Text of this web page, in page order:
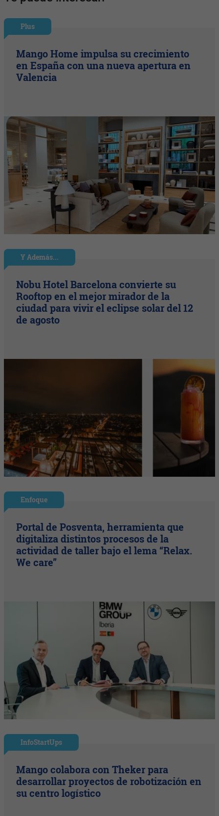
Plus
Mango Home impulsa su crecimiento
en España con una nueva apertura en
Valencia
Y Además...
Nobu Hotel Barcelona convierte su
Rooftop en el mejor mirador de la
ciudad para vivir el eclipse solar del 12
de agosto
Enfoque
Portal de Posventa, herramienta que
digitaliza distintos procesos de la
actividad de taller bajo el lema “Relax.
We care”
InfoStartUps
Mango colabora con Theker para
desarrollar proyectos de robotización en
su centro logístico